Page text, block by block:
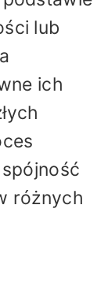
lub
ich
różnych